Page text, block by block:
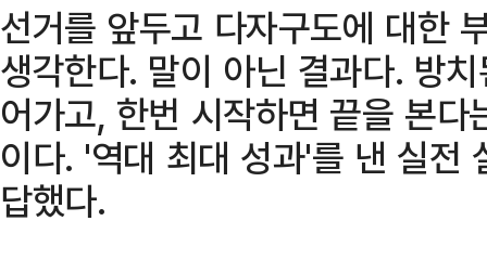
선거를 앞두고 다자구도에 대한
생각한다. 말이 아닌 결과다. 방
어가고, 한번 시작하면 끝을 본
이다. '역대 최대 성과'를 낸 실전
답했다.